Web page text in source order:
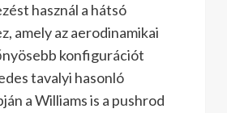
használ a hátsó
amely az aerodinamikai
konfigurációt
tavalyi hasonló
a Williams is a pushrod